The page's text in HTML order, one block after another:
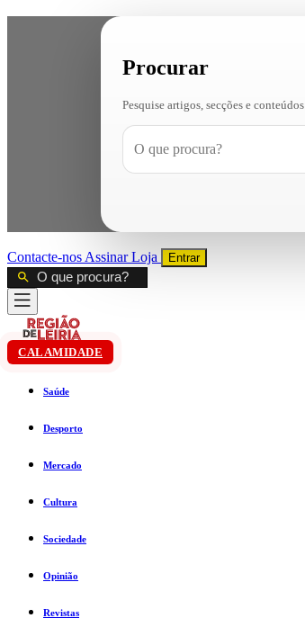
Procurar
Pesquise artigos, secções e conteúdos
Contacte-nos AssinarLoja Entrar
CALAMIDADE
Saúde
Desporto
Mercado
Cultura
Sociedade
Opinião
Revistas